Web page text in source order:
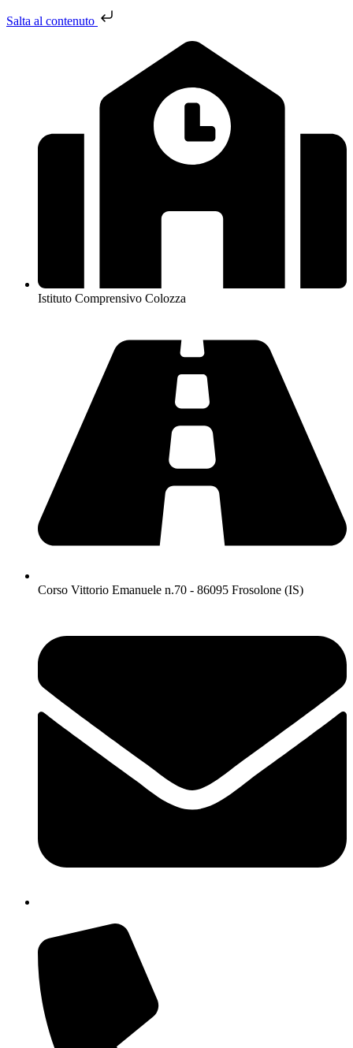
Salta al contenuto
Istituto Comprensivo Colozza
Corso Vittorio Emanuele n.70 - 86095 Frosolone (IS)